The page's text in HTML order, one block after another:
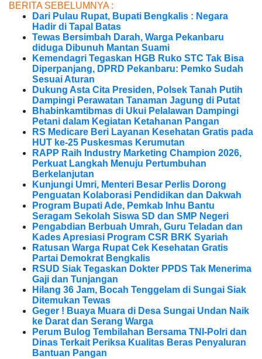
BERITA SEBELUMNYA :
Dari Pulau Rupat, Bupati Bengkalis : Negara
Hadir di Tapal Batas
Tewas Bersimbah Darah, Warga Pekanbaru
diduga Dibunuh Mantan Suami
Kemendagri Tegaskan HGB Ruko STC Tak Bisa
Diperpanjang, DPRD Pekanbaru: Pemko Sudah
Sesuai Aturan
Dukung Asta Cita Presiden, Polsek Tanah Putih
Dampingi Perawatan Tanaman Jagung di Putat
Bhabinkamtibmas di Ukui Pelalawan Dampingi
Petani dalam Kegiatan Ketahanan Pangan
RS Medicare Beri Layanan Kesehatan Gratis pada
HUT ke-25 Puskesmas Kerumutan
RAPP Raih Industry Marketing Champion 2026,
Perkuat Langkah Menuju Pertumbuhan
Berkelanjutan
Kunjungi Umri, Menteri Besar Perlis Dorong
Penguatan Kolaborasi Pendidikan dan Dakwah
Program Bupati Ade, Pemkab Inhu Bantu
Seragam Sekolah Siswa SD dan SMP Negeri
Pengabdian Berbuah Umrah, Guru Teladan dan
Kades Apresiasi Program CSR BRK Syariah
Ratusan Warga Rupat Cek Kesehatan Gratis
Partai Demokrat Bengkalis
RSUD Siak Tegaskan Dokter PPDS Tak Menerima
Gaji dan Tunjangan
Hilang 36 Jam, Bocah Tenggelam di Sungai Siak
Ditemukan Tewas
Geger ! Buaya Muara di Desa Sungai Undan Naik
ke Darat dan Serang Warga
Perum Bulog Tembilahan Bersama TNI-Polri dan
Dinas Terkait Periksa Kualitas Beras Penyaluran
Bantuan Pangan